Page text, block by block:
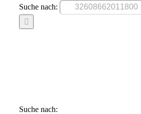
Suche nach:
Suche nach: